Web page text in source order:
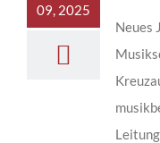
09, 2025
Neues